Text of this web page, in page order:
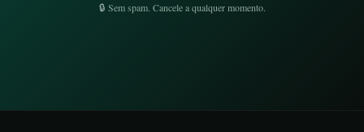
🔒 Sem spam. Cancele a qualquer momento.